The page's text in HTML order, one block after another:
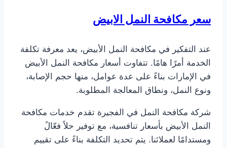
سعر مكافحة النمل الابيض
عند التفكير في مكافحة النمل الأبيض، يعد معرفة تكلفة
الخدمة أمرًا هامًا. تتفاوت أسعار مكافحة النمل الأبيض
في الإمارات بناءً على عدة عوامل، منها حجم الإصابة،
ونوع النمل، ونطاق المعالجة المطلوبة.
شركة مكافحة النمل في الفجيرة تقدم خدمات مكافحة
النمل الأبيض بأسعار تنافسية، مع توفير حلاً فعّالً
ومستدامًا لعملائنا. يتم تحديد التكلفة بناءً على تقييم